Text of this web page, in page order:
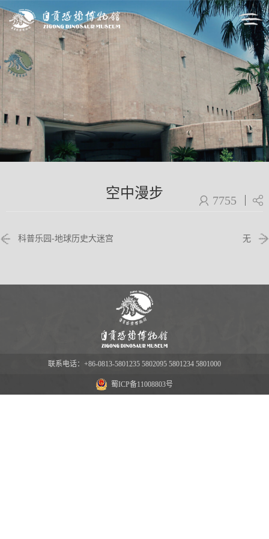
空中漫步 7755
科普乐园-地球历史大迷宫 无
联系电话：+86-0813-5801235 5802095 5801234 5801000
蜀ICP备11008803号